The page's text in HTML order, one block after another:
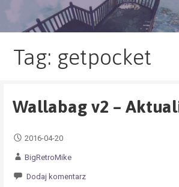
blog.monogatari.pl
Tag: getpocket
Wallabag v2 –
2016-04-20
BigRetroMike
Dodaj komentarz